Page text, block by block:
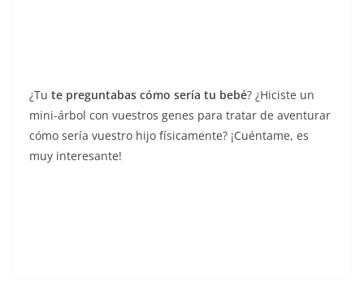
¿Tu te preguntabas cómo sería tu bebé? ¿Hiciste un
mini-árbol con vuestros genes para tratar de aventurar
cómo sería vuestro hijo físicamente? ¡Cuéntame, es
muy interesante!